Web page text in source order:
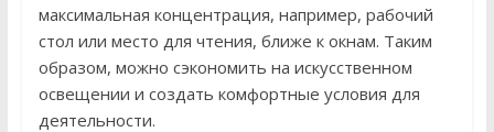
максимальная концентрация, например, рабочий
стол или место для чтения, ближе к окнам. Таким
образом, можно сэкономить на искусственном
освещении и создать комфортные условия для
деятельности.